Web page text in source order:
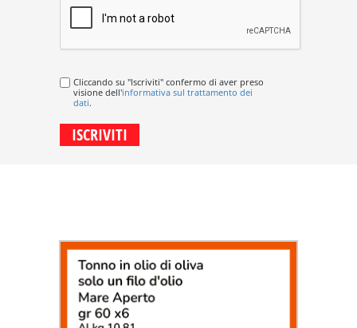
Cliccando su "Iscriviti" confermo di aver preso
visione dell'informativa sul trattamento dei
dati.